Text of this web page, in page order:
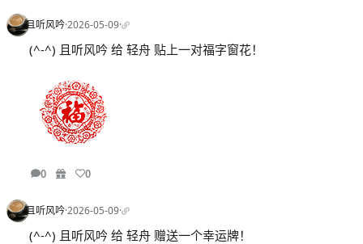
且听风吟·2026-05-09·
(^-^) 且听风吟 给 轻舟 贴上一对福字窗花！
0 0
且听风吟·2026-05-09·
(^-^) 且听风吟 给 轻舟 赠送一个幸运牌！